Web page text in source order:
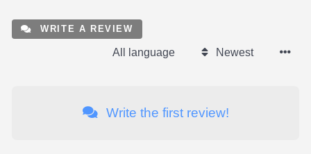
WRITE A REVIEW
All language Newest
Write the first review!